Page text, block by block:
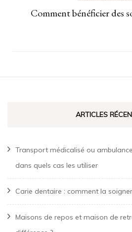
Comment bénéficier des
ARTICLES
Transport médicalisé ou
dans quels cas les utiliser
Carie dentaire : comment la
Maisons de repos et maison de